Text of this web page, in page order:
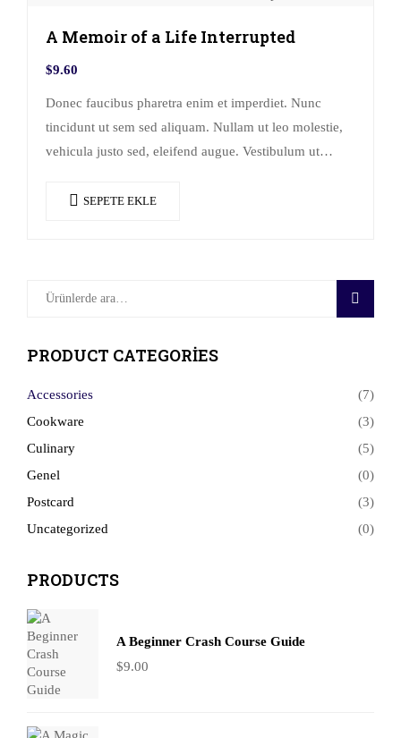
A Memoir of a Life Interrupted
$9.60
Donec faucibus pharetra enim et imperdiet. Nunc
tincidunt ut sem sed aliquam. Nullam ut leo molestie,
vehicula justo sed, eleifend augue. Vestibulum ut
SEPETE EKLE
ARA
PRODUCT CATEGORIES
Accessories
(7)
Cookware
(3)
Culinary
(5)
Genel
(0)
Postcard
(3)
Uncategorized
(0)
PRODUCTS
A Beginner Crash Course Guide
$9.00